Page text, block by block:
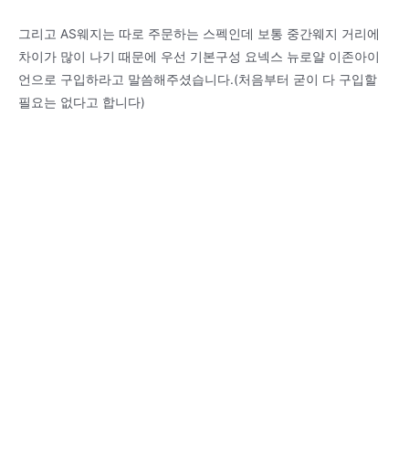
그리고 AS웨지는 따로 주문하는 스펙인데 보통 중간웨지 거리에
차이가 많이 나기 때문에 우선 기본구성 요넥스 뉴로얄 이존아이
언으로 구입하라고 말씀해주셨습니다.(처음부터 굳이 다 구입할
필요는 없다고 합니다)